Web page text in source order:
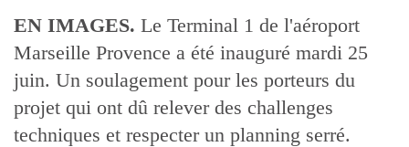
EN IMAGES. Le Terminal 1 de l'aéroport
Marseille Provence a été inauguré mardi 25
juin. Un soulagement pour les porteurs du
projet qui ont dû relever des challenges
techniques et respecter un planning serré.